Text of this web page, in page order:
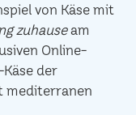
von Käse mit
zuhauseam
Online-
der
mediterranen